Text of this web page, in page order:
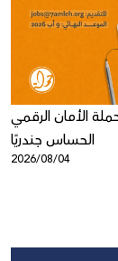
الأمان الرقمي
الحساس جندريًا
2026/08/04